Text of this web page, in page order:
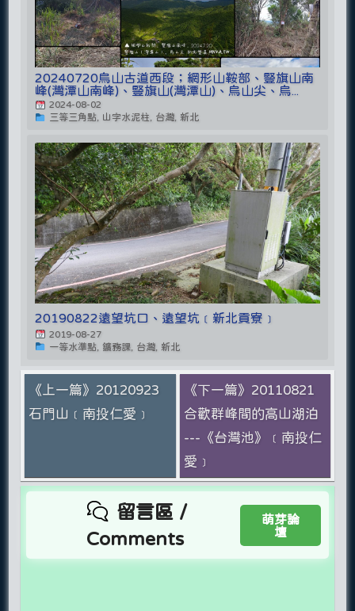
20240720烏山古道西段；網形山鞍部、豎旗山南
峰(灣潭山南峰)、豎旗山(灣潭山)、烏山尖、烏...
2024-08-02
三等三角點, 山字水泥柱, 台灣, 新北
20190822遠望坑口、遠望坑﹝新北貢寮﹞
2019-08-27
一等水準點, 鑛務課, 台灣, 新北
《上一篇》20120923
石門山﹝南投仁愛﹞
《下一篇》20110821
合歡群峰間的高山湖泊
---《台灣池》﹝南投仁
愛﹞
留言區 /
Comments
萌芽論
壇